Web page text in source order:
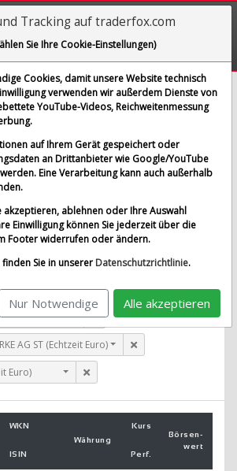
SE, ALLIANZ SE NA O.N.,
AG ST und 1 weitere Aktie
Standard-Vergleich
USD)
Euro)
(Echtzeit Euro)
AG ST (Echtzeit Euro)
Euro)
WKN
Währung
Kurs
Börsen­
wert
ISIN
Perf.
Tracking auf traderfox.com
Sie Ihre Cookie-Einstellungen)
Cookies, damit unsere Website technisch
verwenden wir außerdem Dienste von
YouTube-Videos, Reichweitenmessung
auf Ihrem Gerät gespeichert oder
an Drittanbieter wie Google/YouTube
Eine Verarbeitung kann auch außerhalb
akzeptieren, ablehnen oder Ihre Auswahl
Einwilligung können Sie jederzeit über die
Footer widerrufen oder ändern.
Sie in unserer Datenschutzrichtlinie.
Nur Notwendige Alle akzeptieren